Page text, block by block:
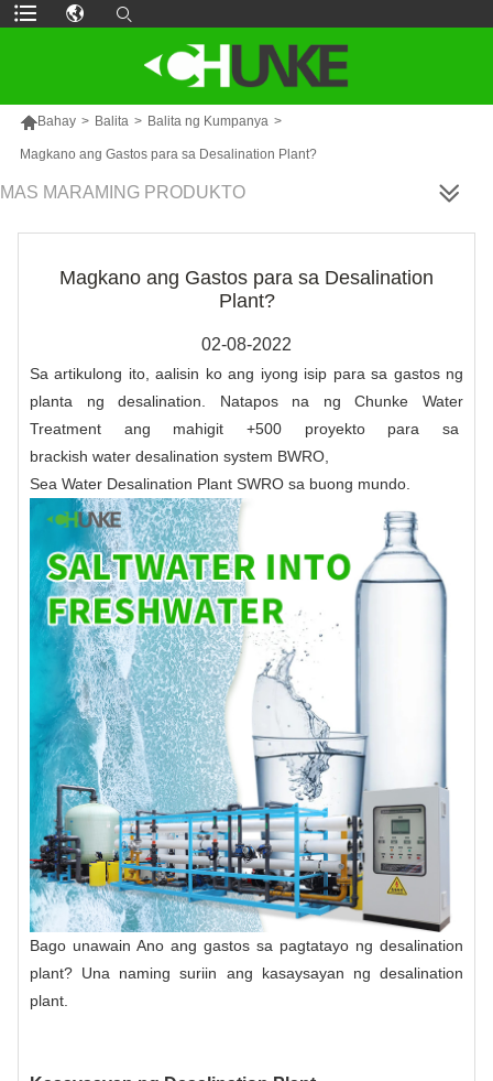
Bahay > Balita > Balita ng Kumpanya >
Magkano ang Gastos para sa Desalination Plant?
MAS MARAMING PRODUKTO
Magkano ang Gastos para sa Desalination
Plant?
02-08-2022
Sa artikulong ito, aalisin ko ang iyong isip para sa gastos ng
planta ng desalination. Natapos na ng Chunke Water
Treatment ang mahigit +500 proyekto para sa
brackish water desalination system BWRO
Sea Water Desalination Plant SWRO sa buong mundo.
Bago unawain Ano ang gastos sa pagtatayo ng desalination
plant? Una naming suriin ang kasaysayan ng desalination
plant.